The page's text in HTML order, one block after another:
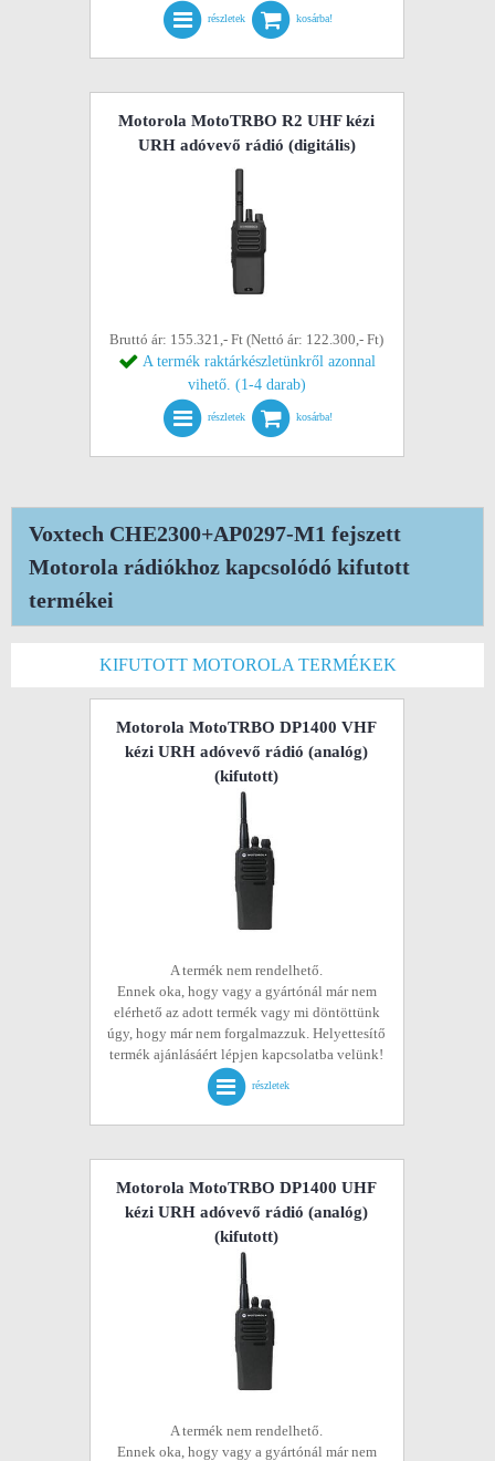
részletek kosárba!
Motorola MotoTRBO R2 UHF kézi
URH adóvevő rádió (digitális)
Bruttó ár: 155.321,- Ft (Nettó ár: 122.300,- Ft)
A termék raktárkészletünkről azonnal
vihető. (1-4 darab)
részletek kosárba!
Voxtech CHE2300+AP0297-M1 fejszett
Motorola rádiókhoz kapcsolódó kifutott
termékei
KIFUTOTT MOTOROLA TERMÉKEK
Motorola MotoTRBO DP1400 VHF
kézi URH adóvevő rádió (analóg)
(kifutott)
A termék nem rendelhető.
Ennek oka, hogy vagy a gyártónál már nem
elérhető az adott termék vagy mi döntöttünk
úgy, hogy már nem forgalmazzuk. Helyettesítő
termék ajánlásáért lépjen kapcsolatba velünk!
részletek
Motorola MotoTRBO DP1400 UHF
kézi URH adóvevő rádió (analóg)
(kifutott)
A termék nem rendelhető.
Ennek oka, hogy vagy a gyártónál már nem